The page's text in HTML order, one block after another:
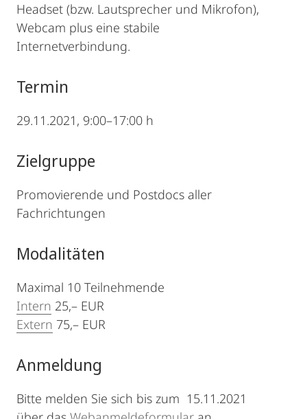
Headset (bzw. Lautsprecher und Mikrofon),
Webcam plus eine stabile
Internetverbindung.
Termin
29.11.2021, 9:00–17:00 h
Zielgruppe
Promovierende und Postdocs aller
Fachrichtungen
Modalitäten
Maximal 10 Teilnehmende
Intern 25,– EUR
Extern 75,– EUR
Anmeldung
Bitte melden Sie sich bis zum 15.11.2021